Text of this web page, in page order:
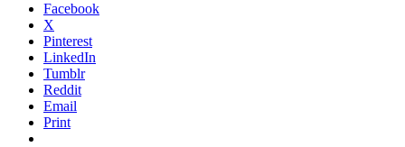
Facebook
X
Pinterest
LinkedIn
Tumblr
Reddit
Email
Print